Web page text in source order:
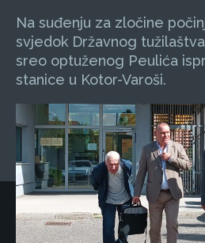
Na suđenju za zločine
svjedok Državnog
sreo optuženog Peulića
stanice u Kotor-Varoši.